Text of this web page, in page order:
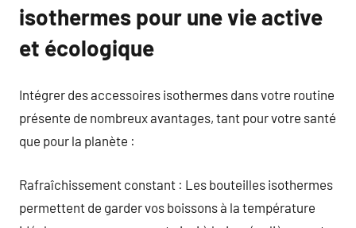
isothermes pour une vie active
et écologique
Intégrer des accessoires isothermes dans votre routine
présente de nombreux avantages, tant pour votre santé
que pour la planète :
Rafraîchissement constant : Les bouteilles isothermes
permettent de garder vos boissons à la température